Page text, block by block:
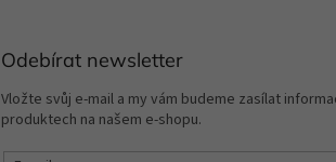
Odebírat newsletter
Vložte svůj e-mail a my vám budeme zasílat
produktech na našem e-shopu.